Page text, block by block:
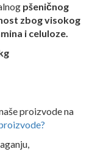
pšeničnog
zbog visokog
i celuloze.
proizvode na